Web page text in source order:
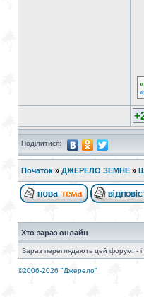
Поділитися:
Початок » ДЖЕРЕЛО ЗЕМНЕ »
Хто зараз онлайн
Зараз переглядають цей форум: - і
©2006-2026 "Джерело"